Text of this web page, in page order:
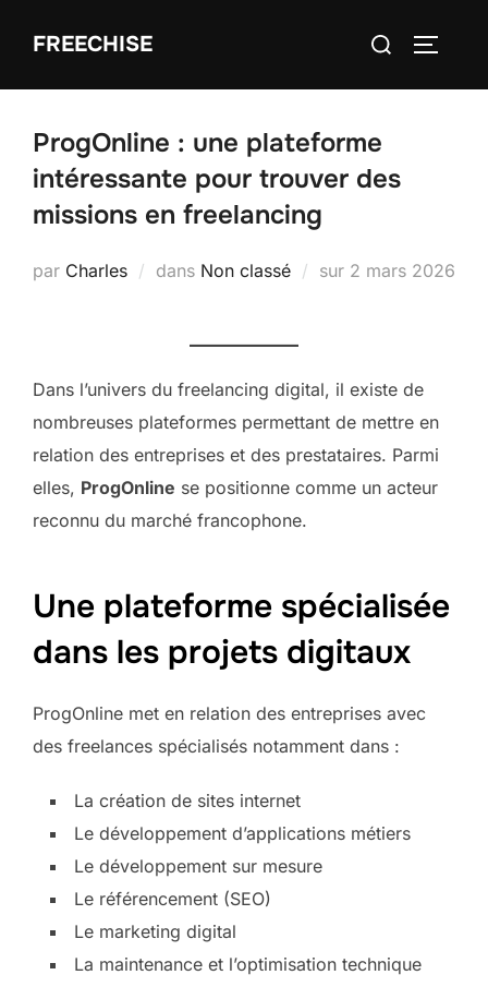
FREECHISE Rechercher :
ProgOnline : une plateforme
intéressante pour trouver des
missions en freelancing
par Charles dans Non classé sur Publié
2 mars 2026
Dans l’univers du freelancing digital, il existe de
nombreuses plateformes permettant de mettre en
relation des entreprises et des prestataires. Parmi
elles, ProgOnline se positionne comme un acteur
reconnu du marché francophone.
Une plateforme spécialisée
dans les projets digitaux
ProgOnline met en relation des entreprises avec
des freelances spécialisés notamment dans :
La création de sites internet
Le développement d’applications métiers
Le développement sur mesure
Le référencement (SEO)
Le marketing digital
La maintenance et l’optimisation technique